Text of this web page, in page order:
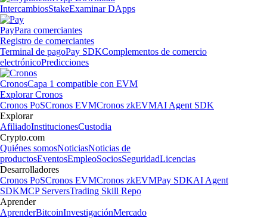
IntercambiosStakeExaminar DApps
PayPara comerciantes
Registro de comerciantes
Terminal de pagoPay SDKComplementos de comercio
electrónicoPredicciones
CronosCapa 1 compatible con EVM
Explorar Cronos
Cronos PoSCronos EVMCronos zkEVMAI Agent SDK
Explorar
AfiliadoInstitucionesCustodia
Crypto.com
Quiénes somosNoticiasNoticias de
productosEventosEmpleoSociosSeguridadLicencias
Desarrolladores
Cronos PoSCronos EVMCronos zkEVMPay SDKAI Agent
SDKMCP ServersTrading Skill Repo
Aprender
AprenderBitcoinInvestigaciónMercado